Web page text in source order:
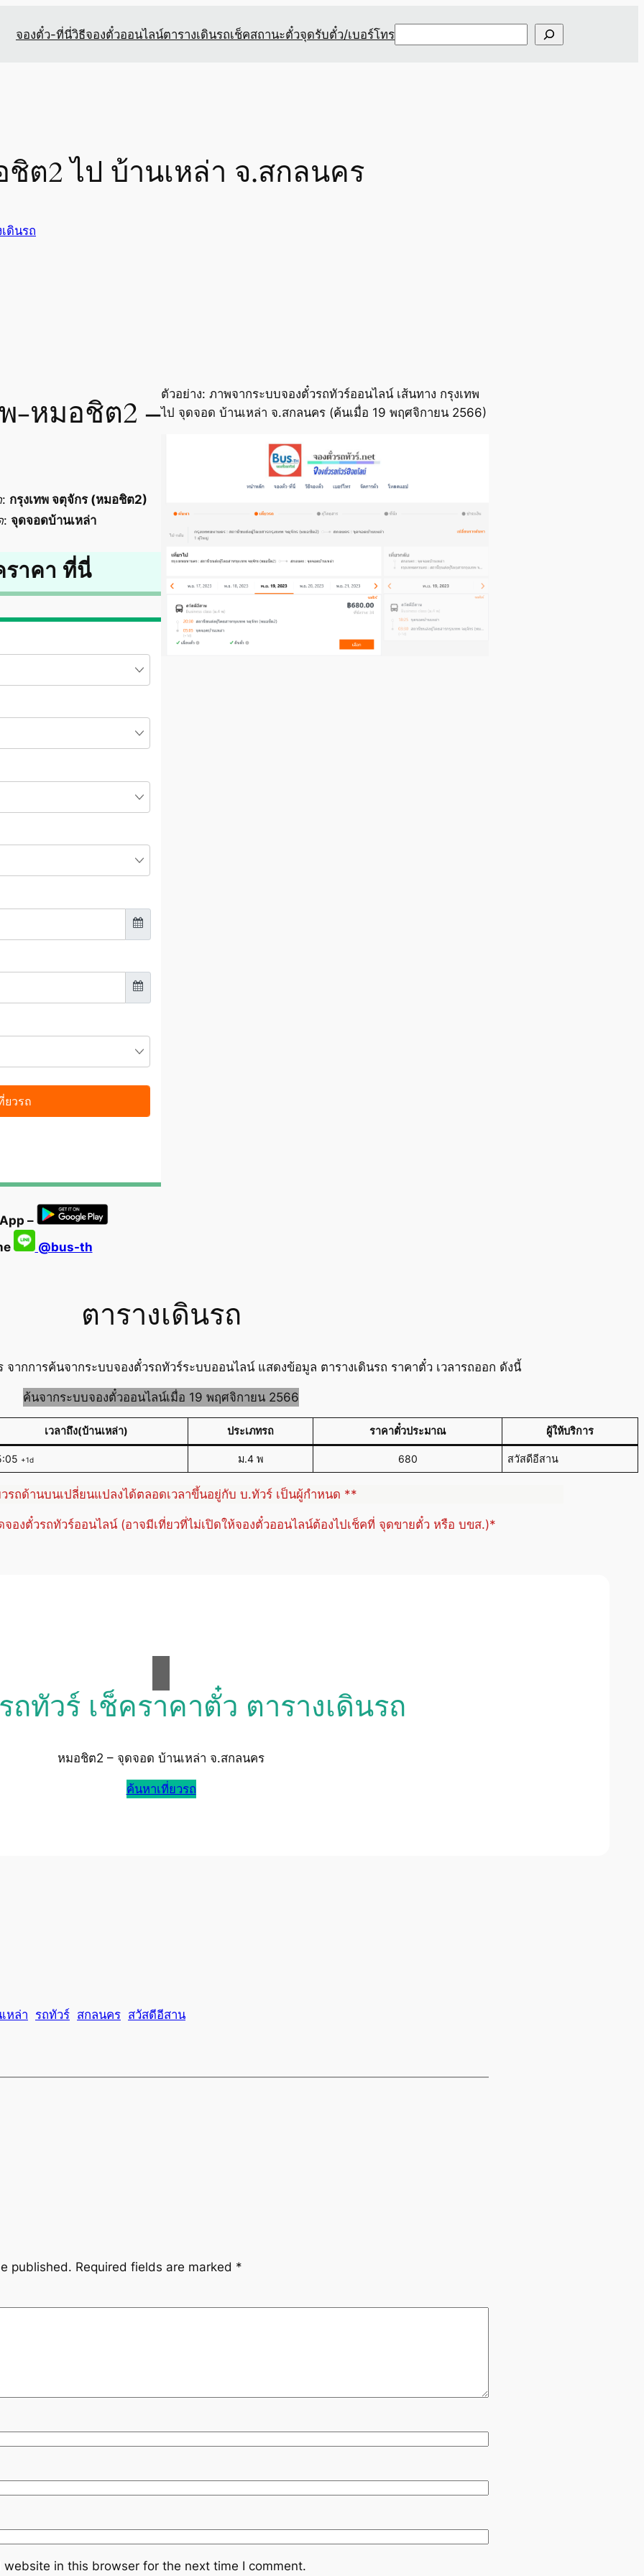
จองตั๋ว-ที่นี่วิธีจองตั๋วออนไลน์ตารางเดินรถเช็คสถานะตั๋วจุดรับตั๋ว/เบอร์โทรSearch
ต2 ไป บ้านเหล่า จ.สกลนคร
ดินรถ
-หมอชิต2 –
: กรุงเทพ จตุจักร (หมอชิต2)
: จุดจอดบ้านเหล่า
ราคา ที่นี่
–
@bus-th
ตัวอย่าง: ภาพจากระบบจองตั๋วรถทัวร์ออนไลน์ เส้นทาง กรุงเทพ
ไป จุดจอด บ้านเหล่า จ.สกลนคร (ค้นเมื่อ 19 พฤศจิกายน 2566)
ตารางเดินรถ
จากการค้นจากระบบจองตั๋วรถทัวร์ระบบออนไลน์ แสดงข้อมูล ตารางเดินรถ ราคาตั๋ว เวลารถออก ดังนี้
ค้นจากระบบจองตั๋วออนไลน์เมื่อ 19 พฤศจิกายน 2566
เวลาถึง(บ้านเหล่า) ประเภทรถ ราคาตั๋วประมาณ ผู้ให้บริการ
+1d ม.4 พ 680 สวัสดีอีสาน
รถด้านบนเปลี่ยนแปลงได้ตลอดเวลาขึ้นอยู่กับ บ.ทัวร์ เป็นผู้กำหนด **
จองตั๋วรถทัวร์ออนไลน์ (อาจมีเที่ยวที่ไม่เปิดให้จองตั๋วออนไลน์ต้องไปเช็คที่ จุดขายตั๋ว หรือ บขส.)*
ถทัวร์ เช็คราคาตั๋ว ตารางเดินรถ
หมอชิต2 – จุดจอด บ้านเหล่า จ.สกลนคร
ค้นหาเที่ยวรถ
หล่า รถทัวร์ สกลนคร สวัสดีอีสาน
published. Required fields are marked *
website in this browser for the next time I comment.